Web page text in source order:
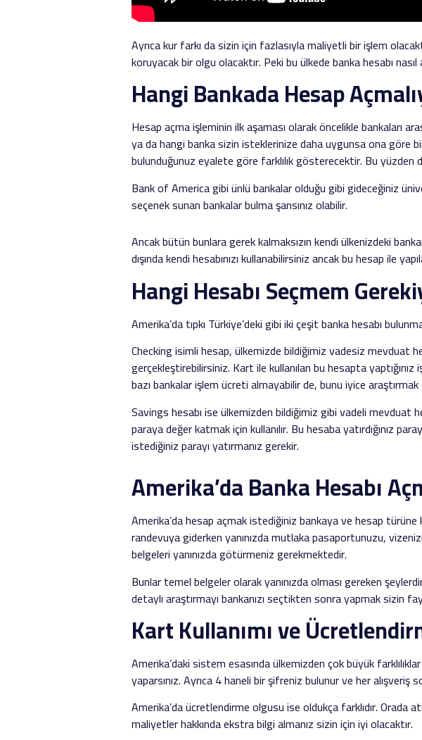
Ayrıca kur farkı da sizin için fazlasıyla maliyetli bir işlem
koruyacak bir olgu olacaktır. Peki bu ülkede banka hesabı nasıl
Hangi Bankada Hesap
Hesap açma işleminin ilk aşaması olarak öncelikle bankaları
ya da hangi banka sizin isteklerinize daha uygunsa ona göre
bulunduğunuz eyalete göre farklılık gösterecektir. Bu yüzden
Bank of America gibi ünlü bankalar olduğu gibi gideceğiniz
seçenek sunan bankalar bulma şansınız olabilir.
Ancak bütün bunlara gerek kalmaksızın kendi ülkenizdeki
dışında kendi hesabınızı kullanabilirsiniz ancak bu hesap ile
Hangi Hesabı Seçmem
Amerika’da tıpkı Türkiye’deki gibi iki çeşit banka hesabı
Checking isimli hesap, ülkemizde bildiğimiz vadesiz mevduat
gerçekleştirebilirsiniz. Kart ile kullanılan bu hesapta
bazı bankalar işlem ücreti almayabilir de, bunu iyice
Savings hesabı ise ülkemizden bildiğimiz gibi vadeli mevduat
paraya değer katmak için kullanılır. Bu hesaba yatırdığınız
istediğiniz parayı yatırmanız gerekir.
Amerika’da Banka Hesabı
Amerika’da hesap açmak istediğiniz bankaya ve hesap
randevuya giderken yanınızda mutlaka pasaportunuzu,
belgeleri yanınızda götürmeniz gerekmektedir.
Bunlar temel belgeler olarak yanınızda olması gereken
detaylı araştırmayı bankanızı seçtikten sonra yapmak sizin
Kart Kullanımı ve
Amerika’daki sistem esasında ülkemizden çok büyük
yaparsınız. Ayrıca 4 haneli bir şifreniz bulunur ve her
Amerika’da ücretlendirme olgusu ise oldukça farklıdır. Orada
maliyetler hakkında ekstra bilgi almanız sizin için iyi olacaktır.